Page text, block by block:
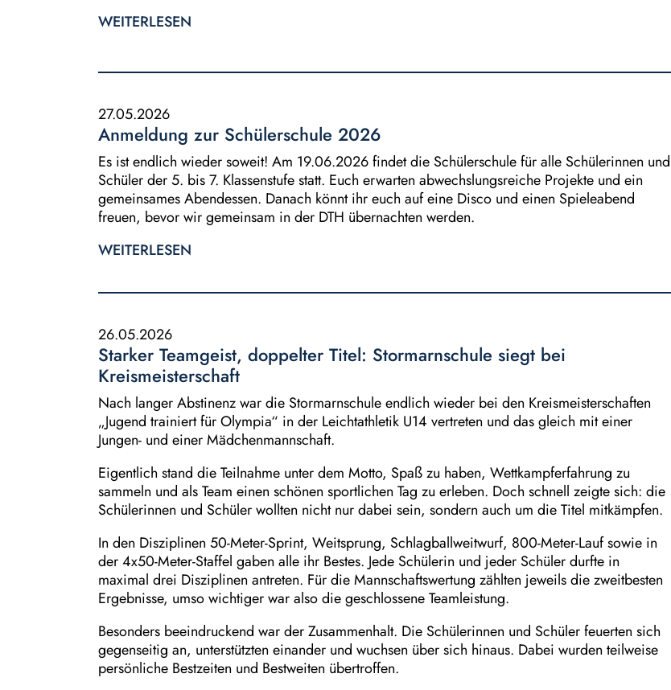
WEITERLESEN
27.05.2026
Anmeldung zur Schülerschule 2026
Es ist endlich wieder soweit! Am 19.06.2026 findet die Schülerschule für alle Schülerinnen und
Schüler der 5. bis 7. Klassenstufe statt. Euch erwarten abwechslungsreiche Projekte und ein
gemeinsames Abendessen. Danach könnt ihr euch auf eine Disco und einen Spieleabend
freuen, bevor wir gemeinsam in der DTH übernachten werden.
WEITERLESEN
26.05.2026
Starker Teamgeist, doppelter Titel: Stormarnschule siegt bei
Kreismeisterschaft
Nach langer Abstinenz war die Stormarnschule endlich wieder bei den Kreismeisterschaften
„Jugend trainiert für Olympia“ in der Leichtathletik U14 vertreten und das gleich mit einer
Jungen- und einer Mädchenmannschaft.
Eigentlich stand die Teilnahme unter dem Motto, Spaß zu haben, Wettkampferfahrung zu
sammeln und als Team einen schönen sportlichen Tag zu erleben. Doch schnell zeigte sich: die
Schülerinnen und Schüler wollten nicht nur dabei sein, sondern auch um die Titel mitkämpfen.
In den Disziplinen 50-Meter-Sprint, Weitsprung, Schlagballweitwurf, 800-Meter-Lauf sowie in
der 4x50-Meter-Staffel gaben alle ihr Bestes. Jede Schülerin und jeder Schüler durfte in
maximal drei Disziplinen antreten. Für die Mannschaftswertung zählten jeweils die zweitbesten
Ergebnisse, umso wichtiger war also die geschlossene Teamleistung.
Besonders beeindruckend war der Zusammenhalt. Die Schülerinnen und Schüler feuerten sich
gegenseitig an, unterstützten einander und wuchsen über sich hinaus. Dabei wurden teilweise
persönliche Bestzeiten und Bestweiten übertroffen.